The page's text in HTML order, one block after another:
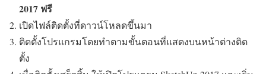
2017 ฟรี
เปิดไฟล์ติดตั้งที่ดาวน์โหลดขึ้นมา
ติดตั้งโปรแกรมโดยทำตามขั้นตอนที่แสดงบนหน้าต่างติด
ตั้ง